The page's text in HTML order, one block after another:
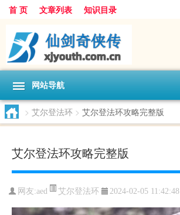
首 页 文章列表 知识目录
网站导航
> 艾尔登法环 > 艾尔登法环攻略完整版
艾尔登法环攻略完整版
网友:aed 艾尔登法环 2024-02-05 11:42:48